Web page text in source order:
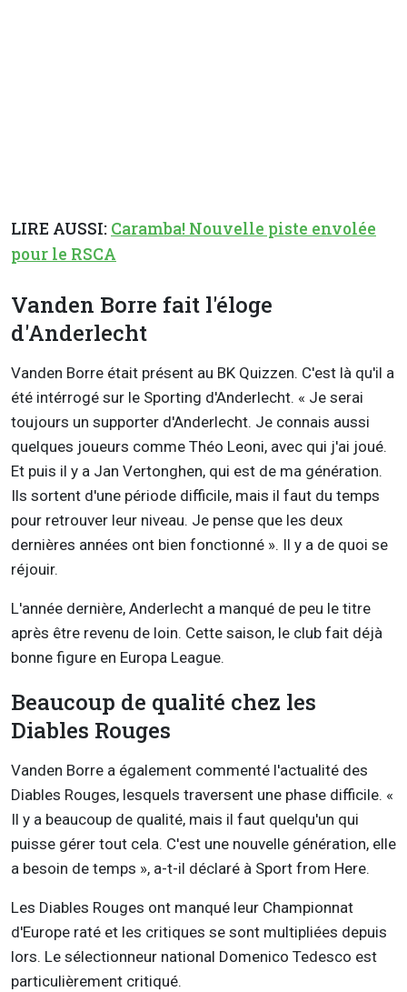
LIRE AUSSI: Caramba! Nouvelle piste envolée
pour le RSCA
Vanden Borre fait l'éloge
d'Anderlecht
Vanden Borre était présent au BK Quizzen. C'est là qu'il a
été intérrogé sur le Sporting d'Anderlecht. « Je serai
toujours un supporter d'Anderlecht. Je connais aussi
quelques joueurs comme Théo Leoni, avec qui j'ai joué.
Et puis il y a Jan Vertonghen, qui est de ma génération.
Ils sortent d'une période difficile, mais il faut du temps
pour retrouver leur niveau. Je pense que les deux
dernières années ont bien fonctionné ». Il y a de quoi se
réjouir.
L'année dernière, Anderlecht a manqué de peu le titre
après être revenu de loin. Cette saison, le club fait déjà
bonne figure en Europa League.
Beaucoup de qualité chez les
Diables Rouges
Vanden Borre a également commenté l'actualité des
Diables Rouges, lesquels traversent une phase difficile. «
Il y a beaucoup de qualité, mais il faut quelqu'un qui
puisse gérer tout cela. C'est une nouvelle génération, elle
a besoin de temps », a-t-il déclaré à Sport from Here.
Les Diables Rouges ont manqué leur Championnat
d'Europe raté et les critiques se sont multipliées depuis
lors. Le sélectionneur national Domenico Tedesco est
particulièrement critiqué.